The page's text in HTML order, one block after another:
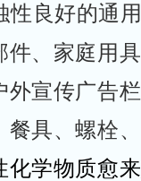
性良好的通
件、家庭用
外宣传广告栏
餐具、螺栓
化学物质愈